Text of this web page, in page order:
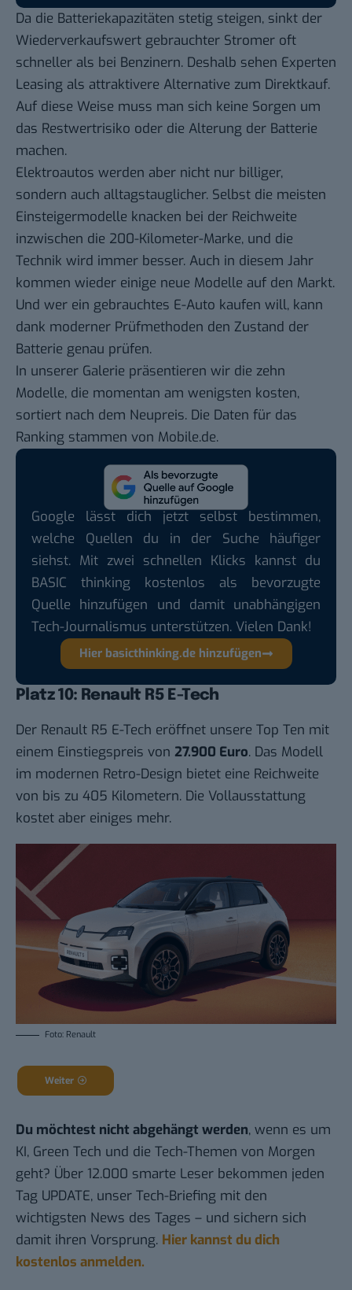
Da die Batteriekapazitäten stetig steigen, sinkt der
Wiederverkaufswert gebrauchter Stromer oft
schneller als bei Benzinern. Deshalb sehen Experten
Leasing als attraktivere Alternative zum Direktkauf.
Auf diese Weise muss man sich keine Sorgen um
das Restwertrisiko oder die Alterung der Batterie
machen.
Elektroautos werden aber nicht nur billiger,
sondern auch alltagstauglicher. Selbst die meisten
Einsteigermodelle knacken bei der Reichweite
inzwischen die 200-Kilometer-Marke, und die
Technik wird immer besser. Auch in diesem Jahr
kommen wieder einige neue Modelle auf den Markt.
Und wer ein gebrauchtes E-Auto kaufen will, kann
dank moderner Prüfmethoden den Zustand der
Batterie genau prüfen.
In unserer Galerie präsentieren wir die zehn
Modelle, die momentan am wenigsten kosten,
sortiert nach dem Neupreis. Die Daten für das
Ranking stammen von Mobile.de.
Google lässt dich jetzt selbst bestimmen,
welche Quellen du in der Suche häufiger
siehst. Mit zwei schnellen Klicks kannst du
BASIC thinking kostenlos als bevorzugte
Quelle hinzufügen und damit unabhängigen
Tech-Journalismus unterstützen. Vielen Dank!
Hier basicthinking.de hinzufügen
Platz 10: Renault R5 E-Tech
Der Renault R5 E-Tech eröffnet unsere Top Ten mit
einem Einstiegspreis von 27.900 Euro. Das Modell
im modernen Retro-Design bietet eine Reichweite
von bis zu 405 Kilometern. Die Vollausstattung
kostet aber einiges mehr.
Foto: Renault
Weiter
Du möchtest nicht abgehängt werden, wenn es um
KI, Green Tech und die Tech-Themen von Morgen
geht? Über 12.000 smarte Leser bekommen jeden
Tag UPDATE, unser Tech-Briefing mit den
wichtigsten News des Tages – und sichern sich
damit ihren Vorsprung. Hier kannst du dich
kostenlos anmelden.